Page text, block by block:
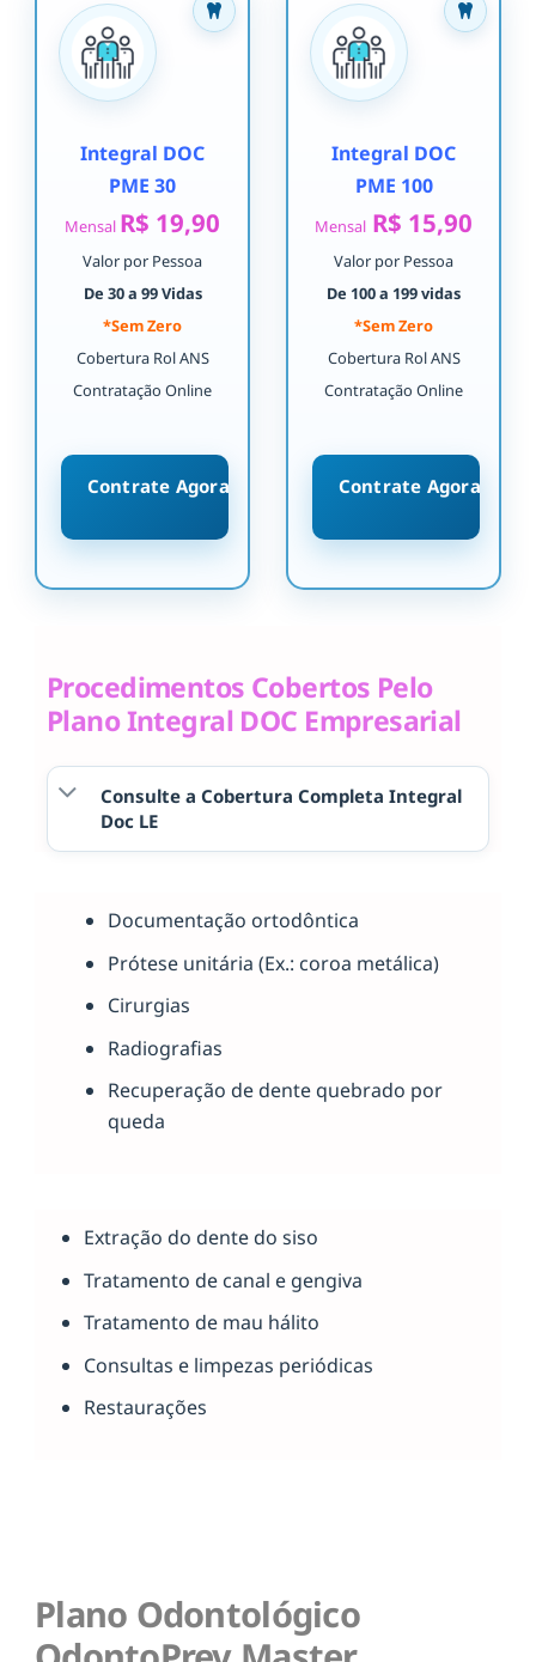
Integral DOC
PME 30
Mensal R$ 19,90
Valor por Pessoa
De 30 a 99 Vidas
*Sem Zero
Cobertura Rol ANS
Contratação Online
Contrate Agora
Integral DOC
PME 100
Mensal R$ 15,90
Valor por Pessoa
De 100 a 199 vidas
*Sem Zero
Cobertura Rol ANS
Contratação Online
Contrate Agora
Procedimentos Cobertos Pelo
Plano Integral DOC Empresarial
Consulte a Cobertura Completa Integral
Doc LE
Documentação ortodôntica
Prótese unitária (Ex.: coroa metálica)
Cirurgias
Radiografias
Recuperação de dente quebrado por
queda
Extração do dente do siso
Tratamento de canal e gengiva
Tratamento de mau hálito
Consultas e limpezas periódicas
Restaurações
Plano Odontológico